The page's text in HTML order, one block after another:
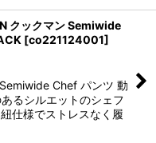
クックマン Semiwide
[co221124001]
Chef パンツ 動
るシルエットのシェフ
仕様でストレスなく履